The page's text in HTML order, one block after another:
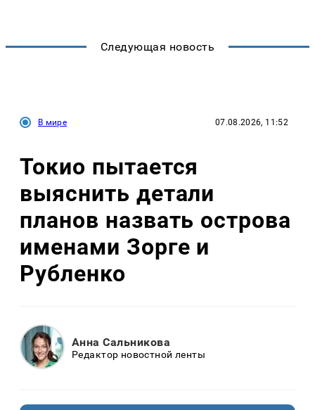
Следующая новость
В мире 07.08.2026, 11:52
Токио пытается
выяснить детали
планов назвать острова
именами Зорге и
Рубленко
Анна Сальникова
Редактор новостной ленты